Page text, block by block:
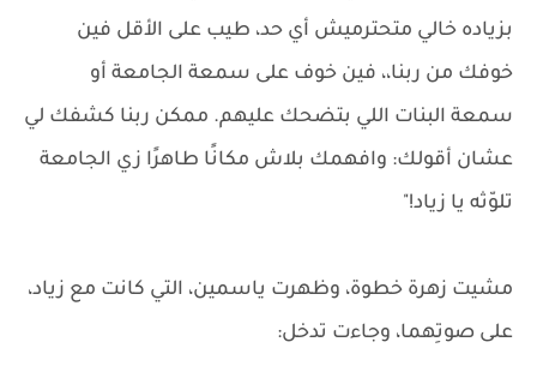
بزياده خالي متحترميش أي حد، طيب على الأقل فين
خوفك من ربنا،، فين خوف على سمعة الجامعة أو
سمعة البنات اللي بتضحك عليهم. ممكن ربنا كشفك لي
عشان أقولك: وافهمك بلاش مكانًا طاهرًا زي الجامعة
تلوّثه يا زياد!"
مشيت زهرة خطوة، وظهرت ياسمين، التي كانت مع زياد،
على صوتِهما، وجاءت تدخل: